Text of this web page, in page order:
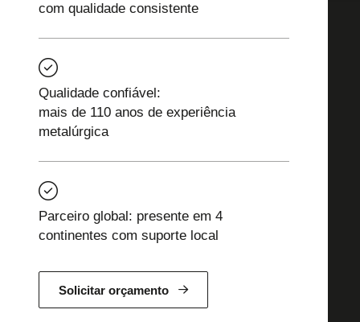
com qualidade consistente
Qualidade confiável:
mais de 110 anos de experiência
metalúrgica
Parceiro global: presente em 4
continentes com suporte local
Solicitar orçamento